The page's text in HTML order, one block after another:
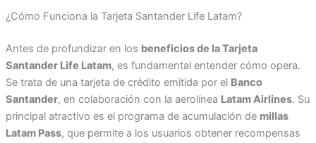
¿Cómo Funciona la Tarjeta Santander Life Latam?
Antes de profundizar en los beneficios de la Tarjeta
Santander Life Latam, es fundamental entender cómo opera.
Se trata de una tarjeta de crédito emitida por el Banco
Santander, en colaboración con la aerolínea Latam Airlines. Su
principal atractivo es el programa de acumulación de millas
Latam Pass, que permite a los usuarios obtener recompensas